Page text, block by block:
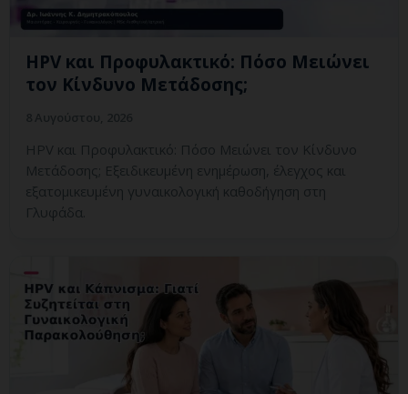
HPV και Προφυλακτικό: Πόσο Μειώνει
τον Κίνδυνο Μετάδοσης;
HPV και Προφυλακτικό: Πόσο Μειώνει τον Κίνδυνο
Μετάδοσης; Εξειδικευμένη ενημέρωση, έλεγχος και
εξατομικευμένη γυναικολογική καθοδήγηση στη
Γλυφάδα.